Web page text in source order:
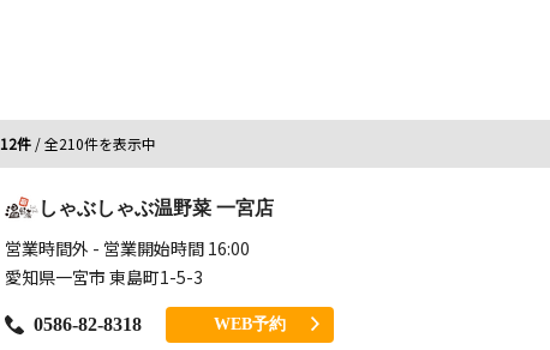
12件 / 全210件を表示中
しゃぶしゃぶ温野菜 一宮店
営業時間外 - 営業開始時間 16:00
愛知県一宮市 東島町1-5-3
0586-82-8318 WEB予約